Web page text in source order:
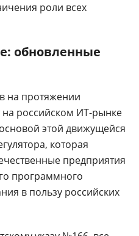
роли всех
обновленные
на протяжении
на российском ИТ-рынке
этой движущейся
которая
предприятия
программного
в пользу российских